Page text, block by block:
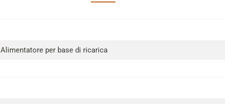
Alimentatore per base di ricarica